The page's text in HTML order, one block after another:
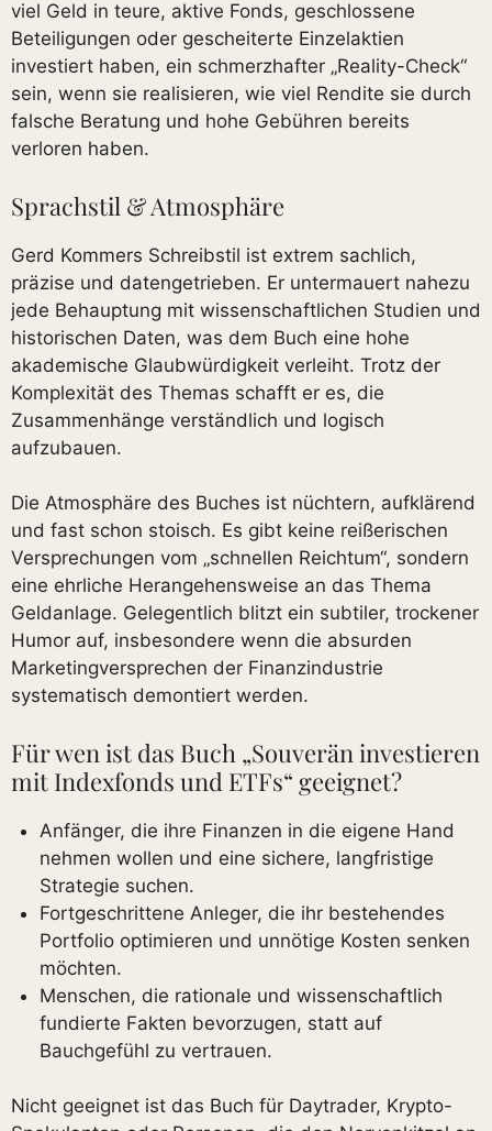
viel Geld in teure, aktive Fonds, geschlossene
Beteiligungen oder gescheiterte Einzelaktien
investiert haben, ein schmerzhafter „Reality-Check“
sein, wenn sie realisieren, wie viel Rendite sie durch
falsche Beratung und hohe Gebühren bereits
verloren haben.
Sprachstil & Atmosphäre
Gerd Kommers Schreibstil ist extrem sachlich,
präzise und datengetrieben. Er untermauert nahezu
jede Behauptung mit wissenschaftlichen Studien und
historischen Daten, was dem Buch eine hohe
akademische Glaubwürdigkeit verleiht. Trotz der
Komplexität des Themas schafft er es, die
Zusammenhänge verständlich und logisch
aufzubauen.
Die Atmosphäre des Buches ist nüchtern, aufklärend
und fast schon stoisch. Es gibt keine reißerischen
Versprechungen vom „schnellen Reichtum“, sondern
eine ehrliche Herangehensweise an das Thema
Geldanlage. Gelegentlich blitzt ein subtiler, trockener
Humor auf, insbesondere wenn die absurden
Marketingversprechen der Finanzindustrie
systematisch demontiert werden.
Für wen ist das Buch „Souverän investieren
mit Indexfonds und ETFs“ geeignet?
Anfänger, die ihre Finanzen in die eigene Hand
nehmen wollen und eine sichere, langfristige
Strategie suchen.
Fortgeschrittene Anleger, die ihr bestehendes
Portfolio optimieren und unnötige Kosten senken
möchten.
Menschen, die rationale und wissenschaftlich
fundierte Fakten bevorzugen, statt auf
Bauchgefühl zu vertrauen.
Nicht geeignet ist das Buch für Daytrader, Krypto-